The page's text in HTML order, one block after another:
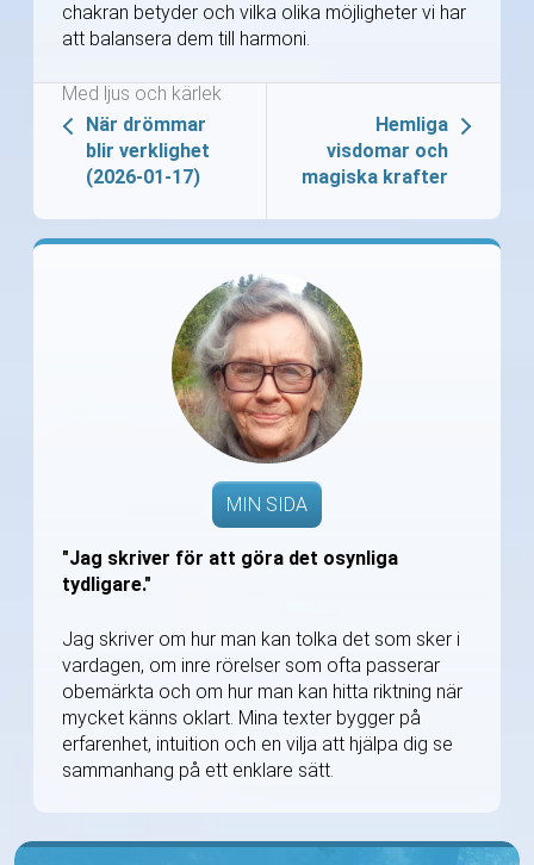
chakran betyder och vilka olika möjligheter vi har
att balansera dem till harmoni.
Med ljus och kärlek
När drömmar
blir verklighet
(2026-01-17)
Hemliga
visdomar och
magiska krafter
MIN SIDA
"Jag skriver för att göra det osynliga
tydligare."
Jag skriver om hur man kan tolka det som sker i
vardagen, om inre rörelser som ofta passerar
obemärkta och om hur man kan hitta riktning när
mycket känns oklart. Mina texter bygger på
erfarenhet, intuition och en vilja att hjälpa dig se
sammanhang på ett enklare sätt.